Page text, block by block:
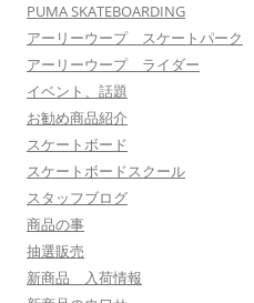
PUMA SKATEBOARDING
アーリーウープ スケートパーク
アーリーウープ ライダー
イベント、話題
お勧め商品紹介
スケートボード
スケートボードスクール
スタッフブログ
商品の事
抽選販売
新商品 入荷情報